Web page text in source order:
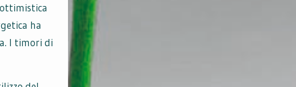
ha
I timori di